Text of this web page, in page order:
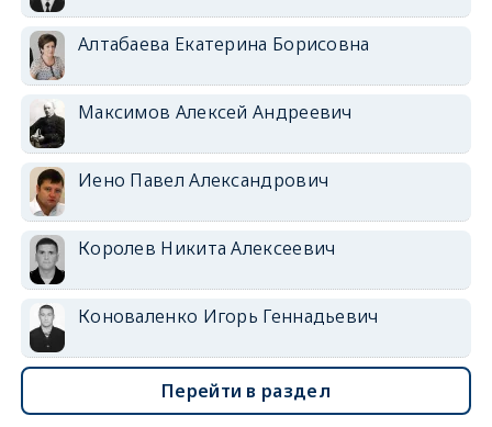
Алтабаева Екатерина Борисовна
Максимов Алексей Андреевич
Иено Павел Александрович
Королев Никита Алексеевич
Коноваленко Игорь Геннадьевич
Перейти в раздел